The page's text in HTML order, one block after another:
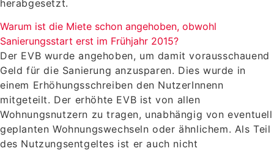
herabgesetzt.
Warum ist die Miete schon angehoben, obwohl
Sanierungsstart erst im Frühjahr 2015?
Der EVB wurde angehoben, um damit vorausschauend
Geld für die Sanierung anzusparen. Dies wurde in
einem Erhöhungsschreiben den NutzerInnenn
mitgeteilt. Der erhöhte EVB ist von allen
Wohnungsnutzern zu tragen, unabhängig von eventuell
geplanten Wohnungswechseln oder ähnlichem. Als Teil
des Nutzungsentgeltes ist er auch nicht